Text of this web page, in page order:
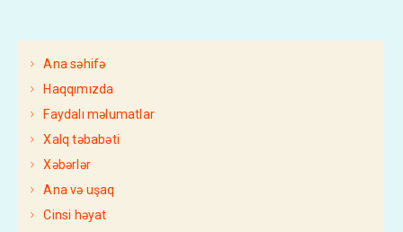
Ana səhifə
Haqqımızda
Faydalı məlumatlar
Xalq təbabəti
Xəbərlər
Ana və uşaq
Cinsi həyat